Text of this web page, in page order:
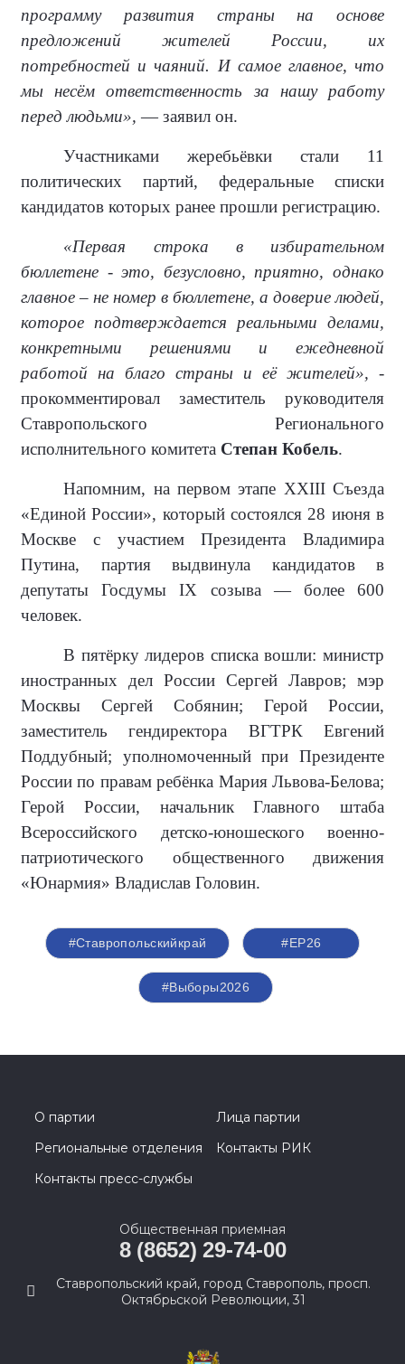
программу развития страны на основе
предложений жителей России, их
потребностей и чаяний. И самое главное, что
мы несём ответственность за нашу работу
перед людьми», — заявил он.
Участниками жеребьёвки стали 11
политических партий, федеральные списки
кандидатов которых ранее прошли регистрацию.
«Первая строка в избирательном
бюллетене - это, безусловно, приятно, однако
главное – не номер в бюллетене, а доверие людей,
которое подтверждается реальными делами,
конкретными решениями и ежедневной
работой на благо страны и её жителей», -
прокомментировал заместитель руководителя
Ставропольского Регионального
исполнительного комитета Степан Кобель.
Напомним, на первом этапе XXIII Съезда
«Единой России», который состоялся 28 июня в
Москве с участием Президента Владимира
Путина, партия выдвинула кандидатов в
депутаты Госдумы IX созыва — более 600
человек.
В пятёрку лидеров списка вошли: министр
иностранных дел России Сергей Лавров; мэр
Москвы Сергей Собянин; Герой России,
заместитель гендиректора ВГТРК Евгений
Поддубный; уполномоченный при Президенте
России по правам ребёнка Мария Львова-Белова;
Герой России, начальник Главного штаба
Всероссийского детско-юношеского военно-
патриотического общественного движения
«Юнармия» Владислав Головин.
#Ставропольскийкрай #ЕР26
#Выборы2026
О партии
Лица партии
Региональные отделения
Контакты РИК
Контакты пресс-службы
Общественная приемная
8 (8652) 29-74-00
Ставропольский край, город Ставрополь, просп.
Октябрьской Революции, 31